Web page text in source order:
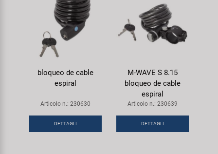
bloqueo de cable
espiral
Articolo n.: 230630
DETTAGLI
M-WAVE S 8.15
bloqueo de cable
espiral
Articolo n.: 230639
DETTAGLI